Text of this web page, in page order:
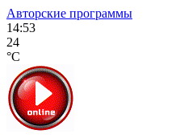
Авторские программы
14:53
24
°C